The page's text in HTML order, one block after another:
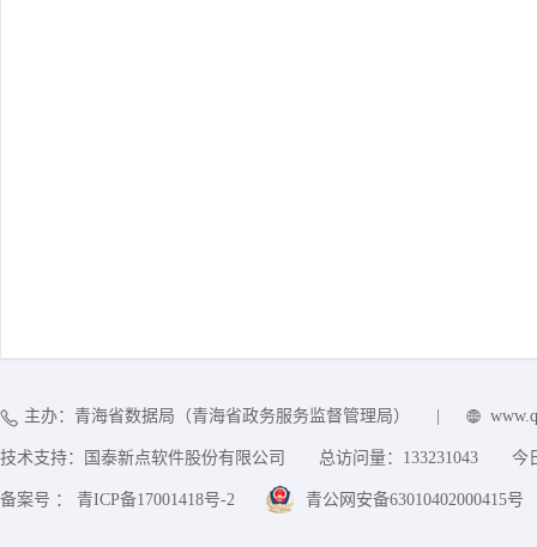
主办：青海省数据局（青海省政务服务监督管理局）
技术支持：国泰新点软件股份有限公司 总访问量： 133231043 今
备案号 ： 青ICP备17001418号-2 青公网安备63010402000415号